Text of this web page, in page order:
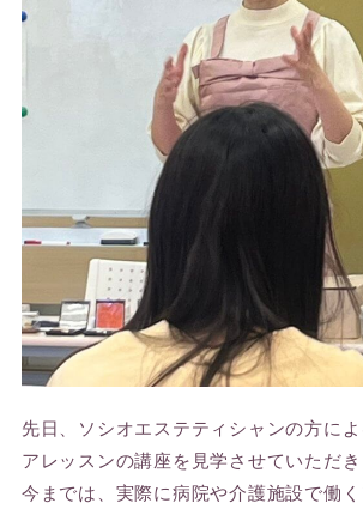
先日、ソシオエステティシャンの方に
アレッスンの講座を見学させていただき
今までは、実際に病院や介護施設で働